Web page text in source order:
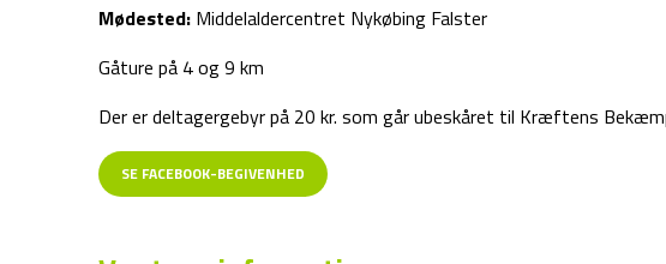
Mødested: Middelaldercentret Nykøbing Falster
Gåture på 4 og 9 km
Der er deltagergebyr på 20 kr. som går ubeskåret til Kræftens
SE FACEBOOK-BEGIVENHED